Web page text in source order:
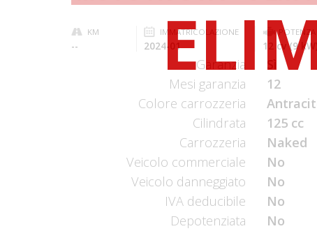
KM
--
IMMATRICOLAZIONE
2024-01
POTENZA
12 cv (9 kW)
Garanzia
Mesi garanzia
12
Colore carrozzeria
Cilindrata
125 cc
Carrozzeria
Naked
Veicolo commerciale
No
Veicolo danneggiato
No
IVA deducibile
No
Depotenziata
No